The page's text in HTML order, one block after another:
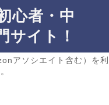
心者・中
サイト！
アソシエイト含む）を利